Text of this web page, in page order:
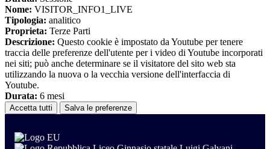
Nome: VISITOR_INFO1_LIVE
Tipologia: analitico
Proprieta: Terze Parti
Descrizione: Questo cookie è impostato da Youtube per tenere
traccia delle preferenze dell'utente per i video di Youtube incorporati
nei siti; può anche determinare se il visitatore del sito web sta
utilizzando la nuova o la vecchia versione dell'interfaccia di
Youtube.
Durata: 6 mesi
Accetta tutti Salva le preferenze